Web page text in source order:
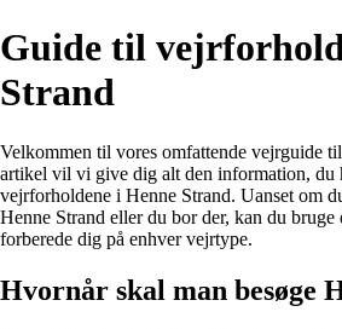
Guide til
Strand
Velkommen til vores omfattende vejrguide
artikel vil vi give dig alt den information, du
vejrforholdene i Henne Strand. Uanset om
Henne Strand eller du bor der, kan du bruge
forberede dig på enhver vejrtype.
Hvornår skal man besøge